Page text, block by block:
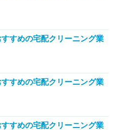
すめの宅配クリーニング業
すめの宅配クリーニング業
すめの宅配クリーニング業